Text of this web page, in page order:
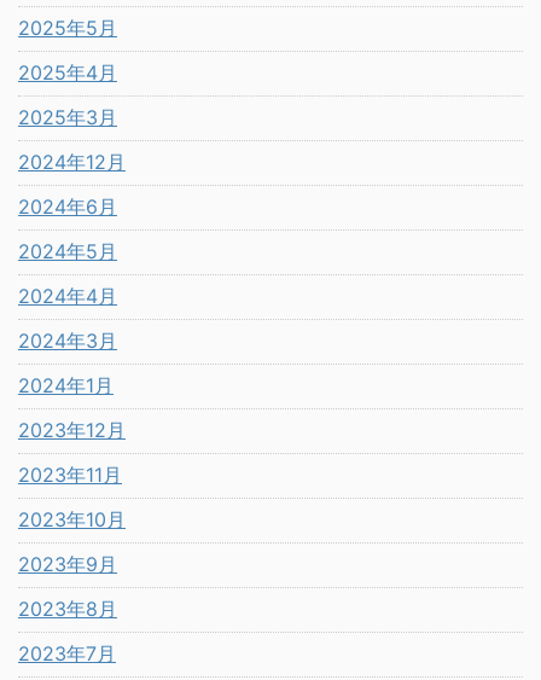
2025年5月
2025年4月
2025年3月
2024年12月
2024年6月
2024年5月
2024年4月
2024年3月
2024年1月
2023年12月
2023年11月
2023年10月
2023年9月
2023年8月
2023年7月